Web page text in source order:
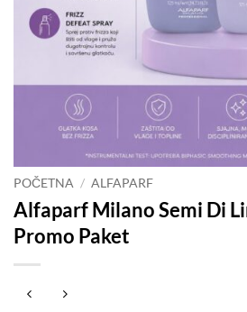
POČETNA / ALFAPARF
Alfaparf Milano Semi Di
Promo Paket